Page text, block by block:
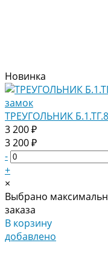
Новинка
ТРЕУГОЛЬНИК
3 200 ₽
3 200 ₽
-
+
×
Выбрано
заказа
В корзину
добавлено